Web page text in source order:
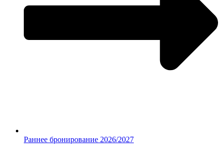
Раннее бронирование 2026/2027